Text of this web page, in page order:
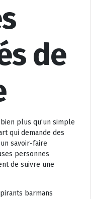
de
plus qu’un simple
qui demande des
savoir-faire
personnes
de suivre une
barmans